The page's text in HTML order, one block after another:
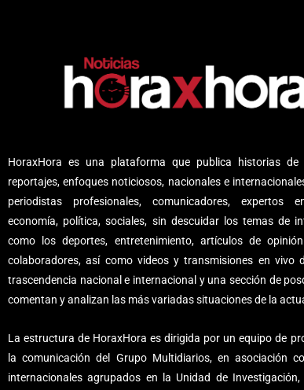
HoraxHora es una plataforma que publica historias de
reportajes, enfoques noticiosos, nacionales e
periodistas profesionales, comunicadores, expertos
economía, política, sociales, sin descuidar los temas de
como los deportes, entretenimiento, artículos de
colaboradores, así como videos y transmisiones en vivo
trascendencia nacional e internacional y una sección de
comentan y analizan las más variadas situaciones de la
La estructura de HoraxHora es dirigida por un equipo de
la comunicación del Grupo Multidiarios, en asociación
internacionales agrupados en la Unidad de